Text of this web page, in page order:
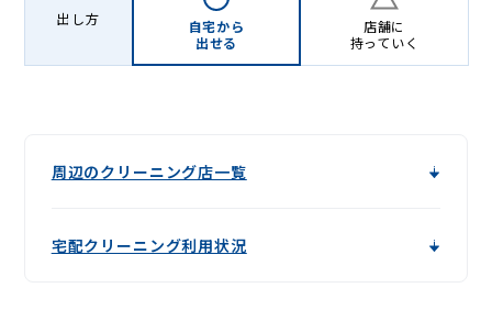
出し方
自宅から
出せる
店舗に
持っていく
周辺のクリーニング店一覧
宅配クリーニング利用状況